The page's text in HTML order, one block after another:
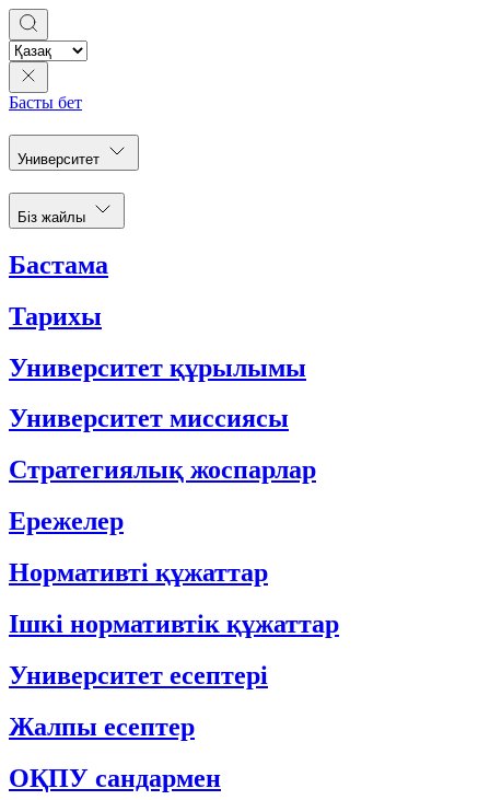
Басты бет
Университет
Біз жайлы
Бастама
Тарихы
Университет құрылымы
Университет миссиясы
Стратегиялық жоспарлар
Ережелер
Нормативті құжаттар
Ішкі нормативтік құжаттар
Университет есептері
Жалпы есептер
ОҚПУ сандармен